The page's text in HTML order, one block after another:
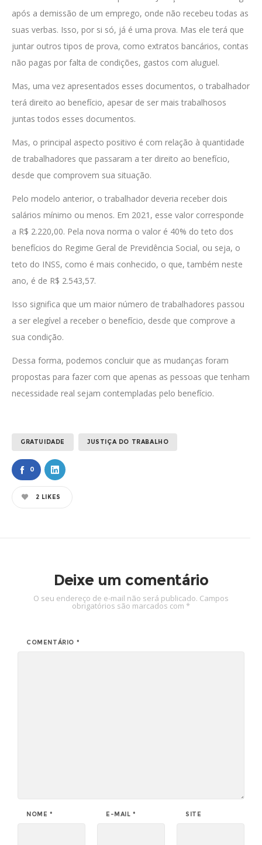
após a demissão de um emprego, onde não recebeu todas as
suas verbas. Isso, por si só, já é uma prova. Mas ele terá que
juntar outros tipos de prova, como extratos bancários, contas
não pagas por falta de condições, gastos com aluguel.
Mas, uma vez apresentados esses documentos, o trabalhador
terá direito ao benefício, apesar de ser mais trabalhosos
juntas todos esses documentos.
Mas, o principal aspecto positivo é com relação à quantidade
de trabalhadores que passaram a ter direito ao benefício,
desde que comprovem sua situação.
Pelo modelo anterior, o trabalhador deveria receber dois
salários mínimo ou menos. Em 2021, esse valor corresponde
a R$ 2.220,00. Pela nova norma o valor é 40% do teto dos
benefícios do Regime Geral de Previdência Social, ou seja, o
teto do INSS, como é mais conhecido, o que, também neste
ano, é de R$ 2.543,57.
Isso significa que um maior número de trabalhadores passou
a ser elegível a receber o benefício, desde que comprove a
sua condição.
Dessa forma, podemos concluir que as mudanças foram
propostas para fazer com que apenas as pessoas que tenham
necessidade real sejam contempladas pelo benefício.
GRATUIDADE JUSTIÇA DO TRABALHO
0
2 LIKES
Deixe um comentário
O seu endereço de e-mail não será publicado. Campos
obrigatórios são marcados com *
COMENTÁRIO *
NOME * E-MAIL* SITE